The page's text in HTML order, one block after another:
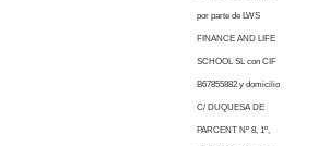
por parte de LWS
FINANCE AND LIFE
SCHOOL SL con CIF
B67855882 y domicilio
C/ DUQUESA DE
PARCENT Nº 8, 1º,